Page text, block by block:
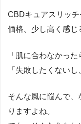
CBDキュアスリッ
価格、少し高く感じ
「肌に合わなかった
「失敗したくない
そんな風に悩んで
りますよね。